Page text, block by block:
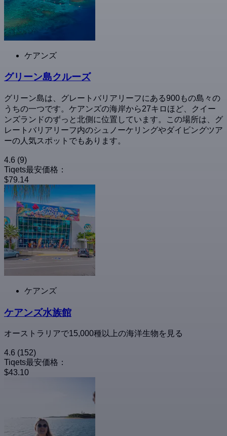
ケアンズ
グリーン島クルーズ
グリーン島は、グレートバリアリーフにある900もの島々の
うちの一つです。ケアンズの海岸から27キロほど、クイー
ンズランドのずっと北側に位置しています。この場所は、グ
レートバリアリーフ内のシュノーケリングやダイビングツア
ーの人気スポットでもあります。
4.6 (9)
Tiqets最安価格：
$79.14
ケアンズ
ケアンズ水族館
オーストラリアで15,000種以上の海洋生物を見る
4.6 (152)
Tiqets最安価格：
$43.10